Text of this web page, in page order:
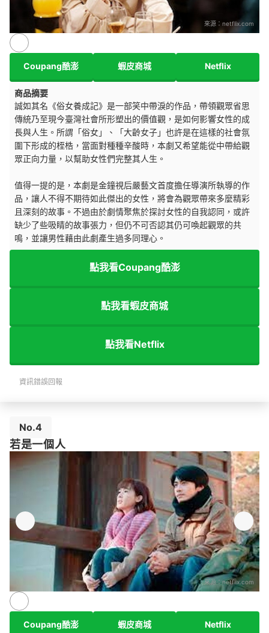
來源： netflix.com
Coupang酷澎 蝦皮商城 Netflix
商品摘要
誠如其名《俗女養成記》是一部笑中帶淚的作品，帶領觀眾省思
傳統乃至現今臺灣社會所形塑出的價值觀，是如何影響女性的成
長與人生。所謂「俗女」、「大齡女子」也許是在這樣的社會氛
圍下形成的桎梏，當面對種種辛酸時，本劇又希望能從中帶給觀
眾正向力量，以幫助女性們完整其人生。
值得一提的是，本劇是金鐘視后嚴藝文首度擔任導演所執導的作
品，讓人不得不期待如此傑出的女性，將會為觀眾帶來多麼精彩
且深刻的故事。不過由於劇情聚焦於探討女性的自我認同，或許
缺少了些吸睛的故事張力，但仍不可否認其仍可喚起觀眾的共
鳴，並讓男性藉由此劇產生過多同理心。
點我看Coupang酷澎
點我看蝦皮商城
點我看Netflix
資訊錯誤回報
No.4
若是一個人
來源： netflix.com
Coupang酷澎 蝦皮商城 Netflix